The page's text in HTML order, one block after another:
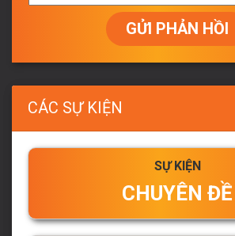
GỬI PHẢN HỒI
CÁC SỰ KIỆN
SỰ KIỆN
CHUYÊN ĐỀ